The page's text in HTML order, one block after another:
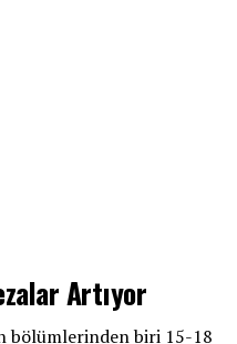
Artıyor
bölümlerinden biri 15-18